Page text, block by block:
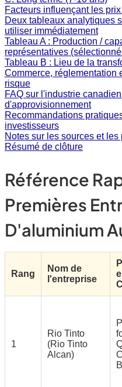
Facteurs influençant les
Deux tableaux analytiques
utiliser immédiatement
Tableau A : Production /
représentatives
Tableau B : Lieu de la
Commerce, réglementation
risque
FAQ sur l'industrie
d'approvisionnement
Recommandations
investisseurs
Notes sur les sources et les
Résumé de clôture
Référence
Premières
D'aluminium
Rang
Nom de
l'entreprise
1
Rio Tinto
(Rio Tinto
Alcan)